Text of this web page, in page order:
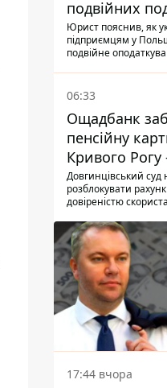
подвійних
українцям в
Юрист пояснив, як
підприємцям у
подвійне
06:33
Ощадбанк
пенсійну
Кривого
суд
Довгинцівський суд
розблокувати
довіреністю
17:44 вчора